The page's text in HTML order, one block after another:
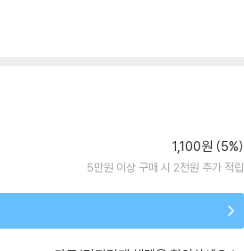
1,100원 (5%)
5만원 이상 구매 시 2천원 추가 적립